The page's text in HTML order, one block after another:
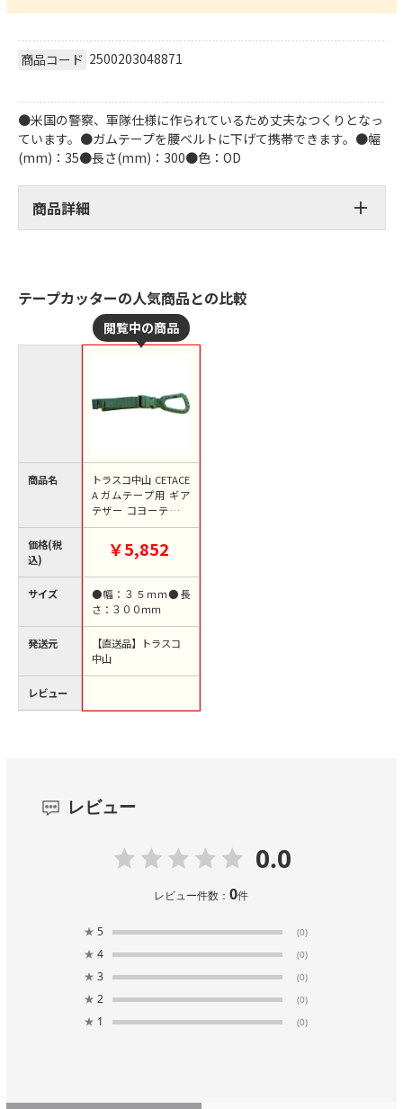
商品コード 2500203048871
●米国の警察、軍隊仕様に作られているため丈夫なつくりとなっ
ています。●ガムテープを腰ベルトに下げて携帯できます。●幅
(mm)：35●長さ(mm)：300●色：OD
商品詳細
テープカッターの人気商品との比較
商品名
価格(税
込)
サイズ
発送元
レビュー
トラスコ中山 CETACE
A ガムテープ用 ギア
テザー コヨーテ（ご
注文単位1個）【直送
￥5,852
●幅：３５ｍｍ●長
さ：３００ｍｍ
【直送品】トラスコ
中山
レビュー
0.0
レビュー件数：0件
★ 5 (0)
★ 4 (0)
★ 3 (0)
★ 2 (0)
★ 1 (0)